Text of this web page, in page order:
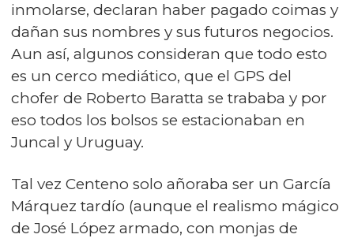
inmolarse, declaran haber pagado coimas y
dañan sus nombres y sus futuros negocios.
Aun así, algunos consideran que todo esto
es un cerco mediático, que el GPS del
chofer de Roberto Baratta se trababa y por
eso todos los bolsos se estacionaban en
Juncal y Uruguay.
Tal vez Centeno solo añoraba ser un García
Márquez tardío (aunque el realismo mágico
de José López armado, con monjas de